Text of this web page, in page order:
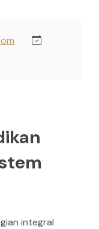
integral